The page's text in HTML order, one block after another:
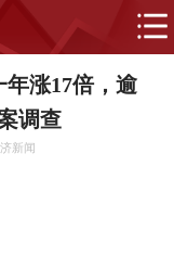
涨17倍，逾
调查
新闻